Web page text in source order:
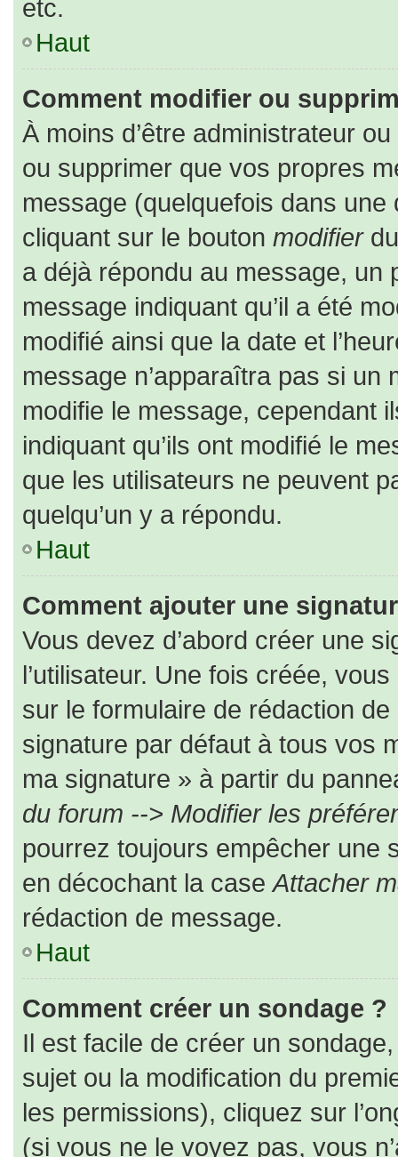
etc.
Haut
Comment modifier ou
À moins d’être administrateur
ou supprimer que vos propres
message (quelquefois dans
cliquant sur le bouton modifierdu
a déjà répondu au message, un
message indiquant qu’il a été
modifié ainsi que la date et
message n’apparaîtra pas si
modifie le message, cependant
indiquant qu’ils ont modifié le
que les utilisateurs ne peuvent
quelqu’un y a répondu.
Haut
Comment ajouter une
Vous devez d’abord créer une
l’utilisateur. Une fois créée,
sur le formulaire de rédaction
signature par défaut à tous vos
ma signature » à partir du
du forum --> Modifier les
pourrez toujours empêcher une
en décochant la caseAttacher
rédaction de message.
Haut
Comment créer un sondage ?
Il est facile de créer un
sujet ou la modification du
les permissions), cliquez sur
(si vous ne le voyez pas, vous